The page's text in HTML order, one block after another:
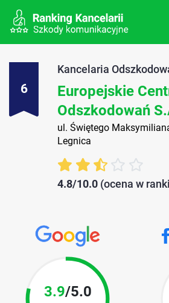
6
Kancelaria
Europejskie
Odszkodowań
ul. Świętego
Legnica
4.8/10.0 (ocena w
3.9/5.0